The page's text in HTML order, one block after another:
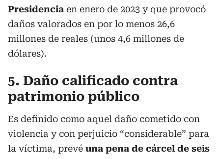
Presidencia en enero de 2023 y que provocó
daños valorados en por lo menos 26,6
millones de reales (unos 4,6 millones de
dólares).
5. Daño calificado contra
patrimonio público
Es definido como aquel daño cometido con
violencia y con perjuicio “considerable” para
la víctima, prevé una pena de cárcel de seis